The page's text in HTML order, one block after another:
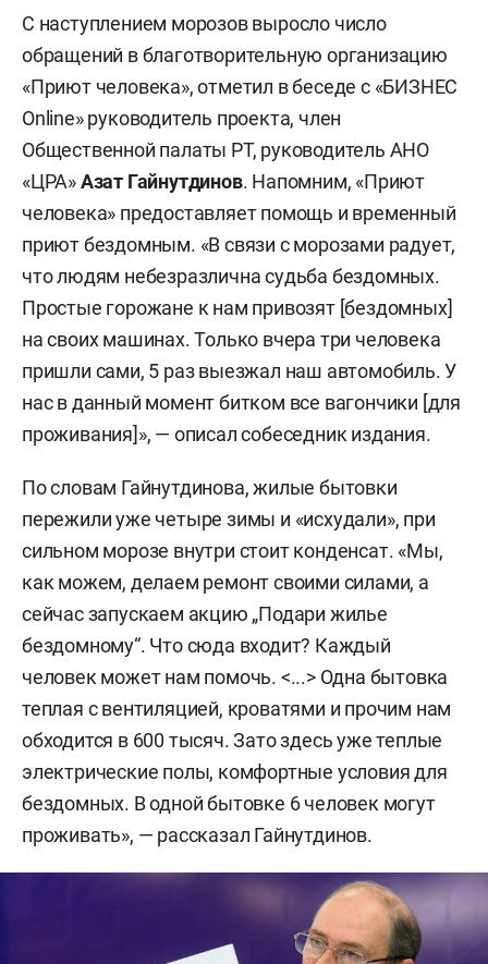
С наступлением морозов выросло число
обращений в благотворительную организацию
«Приют человека», отметил в беседе с «БИЗНЕС
Online» руководитель проекта, член
Общественной палаты РТ, руководитель АНО
«ЦРА»Азат Гайнутдинов. Напомним, «Приют
человека» предоставляет помощь и временный
приют бездомным. «В связи с морозами радует,
что людям небезразлична судьба бездомных.
Простые горожане к нам привозят [бездомных]
на своих машинах. Только вчера три человека
пришли сами, 5 раз выезжал наш автомобиль. У
нас в данный момент битком все вагончики [для
проживания]», — описал собеседник издания.
По словам Гайнутдинова, жилые бытовки
пережили уже четыре зимы и «исхудали», при
сильном морозе внутри стоит конденсат. «Мы,
как можем, делаем ремонт своими силами, а
сейчас запускаем акцию „Подари жилье
бездомному“. Что сюда входит? Каждый
человек может нам помочь. <...> Одна бытовка
теплая с вентиляцией, кроватями и прочим нам
обходится в 600 тысяч. Зато здесь уже теплые
электрические полы, комфортные условия для
бездомных. В одной бытовке 6 человек могут
проживать», — рассказал Гайнутдинов.